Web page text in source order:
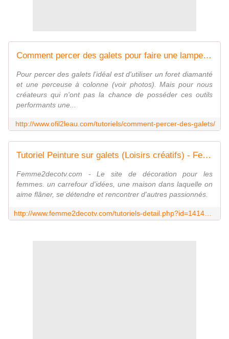
Comment percer des galets pour faire une lampe galet et bois flotté
Pour percer des galets l'idéal est d'utiliser un foret diamanté
et une perceuse à colonne (voir photos). Mais pour nous
créateurs qui n'ont pas la chance de posséder ces outils
performants une...
http://www.ofil2leau.com/tutoriels/comment-percer-des-galets/
Tutoriel Peinture sur galets (Loisirs créatifs) - Femme2decoTV
Femme2decotv.com - Le site de décoration pour les
femmes. un carrefour d'idées, une maison dans laquelle on
aime flâner, se détendre et rencontrer d'autres passionnés.